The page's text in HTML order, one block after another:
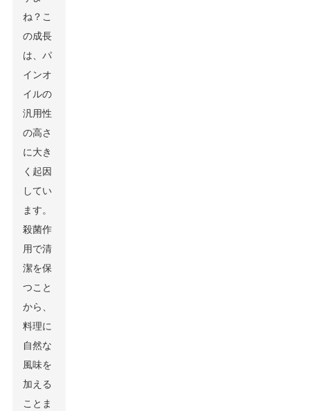
ね？こ
の成長
は、パ
インオ
イルの
汎用性
の高さ
に大き
く起因
してい
ます。
殺菌作
用で清
潔を保
つこと
から、
料理に
自然な
風味を
加える
ことま